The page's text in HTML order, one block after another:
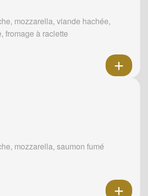
mozzarella, viande hachée,
fromage à raclette
mozzarella, saumon fumé